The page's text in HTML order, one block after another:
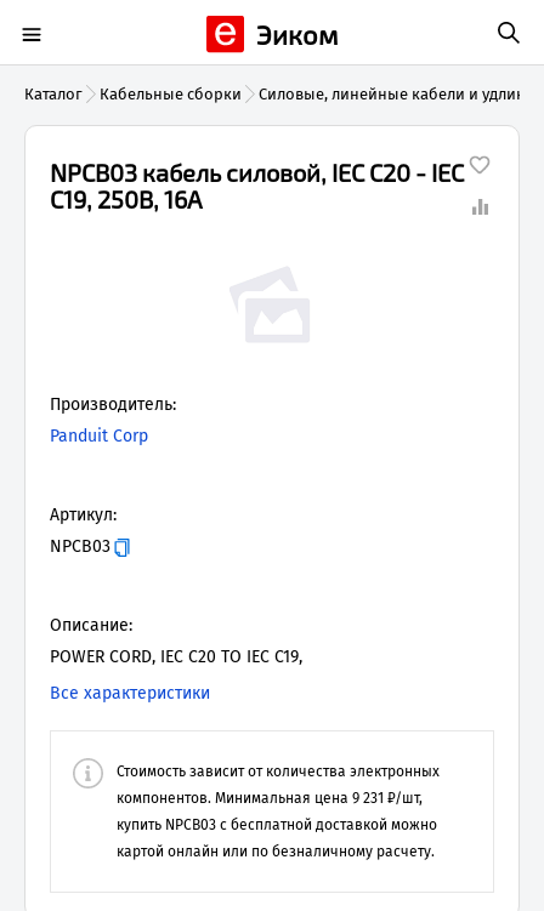
Эиком
Каталог Кабельные сборки Силовые, линейные кабели и
NPCB03 кабель силовой, IEC C20 - IEC
C19, 250В, 16А
Производитель:
Panduit Corp
Артикул:
NPCB03
Описание:
POWER CORD, IEC C20 TO IEC C19,
Все характеристики
Стоимость зависит от количества электронных
компонентов. Минимальная цена 9 231 ₽/шт,
купить NPCB03 с бесплатной доставкой можно
картой онлайн или по безналичному расчету.